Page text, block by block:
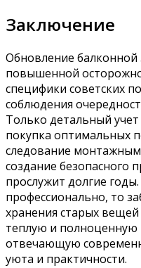
Заключение
Обновление
повышенной
специфики советских
соблюдения
Только детальный
покупка оптимальных
следование
создание безопасного
прослужит долгие
профессионально, то
хранения старых
теплую и полноценную
отвечающую
уюта и практичности.